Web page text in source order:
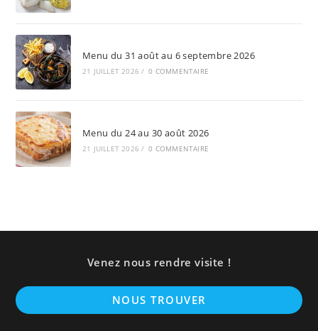
Menu du 31 août au 6 septembre 2026
21 JUILLET 2026 / 0 COMMENTAIRE
Menu du 24 au 30 août 2026
21 JUILLET 2026 / 0 COMMENTAIRE
Venez nous rendre visite !
NOUS TROUVER